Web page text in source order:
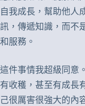
自我成長，幫助他人
訊，傳遞知識，而不
和服務。
這件事情我超級同意
有收穫，甚至有成長
己很厲害很強大的內